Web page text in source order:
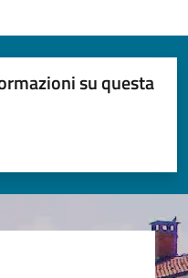
su questa
5